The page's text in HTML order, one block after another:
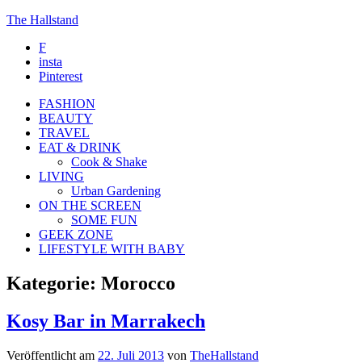
The Hallstand
F
insta
Pinterest
FASHION
BEAUTY
TRAVEL
EAT & DRINK
Cook & Shake
LIVING
Urban Gardening
ON THE SCREEN
SOME FUN
GEEK ZONE
LIFESTYLE WITH BABY
Kategorie: Morocco
Kosy Bar in Marrakech
Veröffentlicht am 22. Juli 2013 von TheHallstand